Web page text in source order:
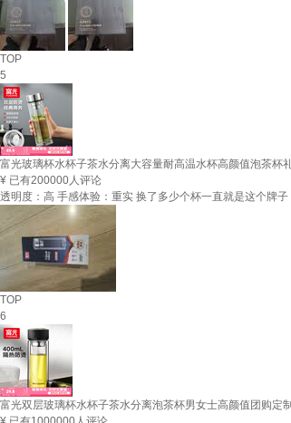
TOP
5
富光玻璃杯水杯子茶水分离大容量耐高温水杯高颜值泡茶杯
¥ 已有200000人评论
透明度：高 手感体验：重实 换了多少个杯一直就是这个牌子
TOP
6
富光双层玻璃杯水杯子茶水分离泡茶杯男女士高颜值团购定